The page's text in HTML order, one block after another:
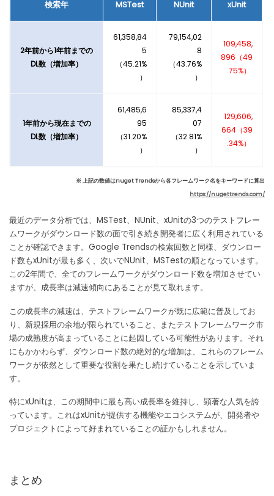
検索年 MSTest NUnit xUnit
2年前から1年前までの
DL数（増加率）
61,358,84
5
（45.21%
）
79,154,02
8
（43.76%
）
109,458,
896（49
.75%）
1年前から現在までの
DL数（増加率）
61,485,6
95
（31.20%
）
85,337,4
07
（32.81%
）
129,606,
664（39
.34%）
※ 上記の数値はnuget Trendsから各フレームワーク名をキーワードに算出
https://nugettrends.com/
最近のデータ分析では、MSTest、NUnit、xUnitの3つのテストフレー
ムワークがダウンロード数の面で引き続き開発者に広く利用されている
ことが確認できます。Google Trendsの検索回数と同様、ダウンロー
ド数もxUnitが最も多く、次いでNUnit、MSTestの順となっています。
この2年間で、全てのフレームワークがダウンロード数を増加させてい
ますが、成長率は減速傾向にあることが見て取れます。
この成長率の減速は、テストフレームワークが既に広範に普及してお
り、新規採用の余地が限られていること、またテストフレームワーク市
場の成熟度が高まっていることに起因している可能性があります。それ
にもかかわらず、ダウンロード数の絶対的な増加は、これらのフレーム
ワークが依然として重要な役割を果たし続けていることを示していま
す。
特にxUnitは、この期間中に最も高い成長率を維持し、顕著な人気を誇
っています。これはxUnitが提供する機能やエコシステムが、開発者や
プロジェクトによって好まれていることの証かもしれません。
まとめ